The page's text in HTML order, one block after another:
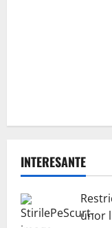
INTERESANTE
unor